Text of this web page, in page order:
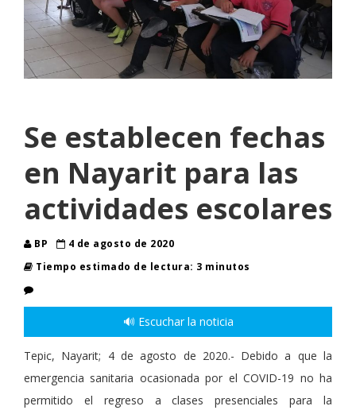
Se establecen fechas
en Nayarit para las
actividades escolares
BP
4 de agosto de 2020
Tiempo estimado de lectura: 3 minutos
🔊 Escuchar la noticia
Tepic, Nayarit; 4 de agosto de 2020.- Debido a que la
emergencia sanitaria ocasionada por el COVID-19 no ha
permitido el regreso a clases presenciales para la